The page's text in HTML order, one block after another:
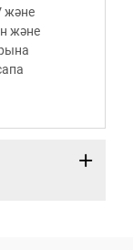
және
және